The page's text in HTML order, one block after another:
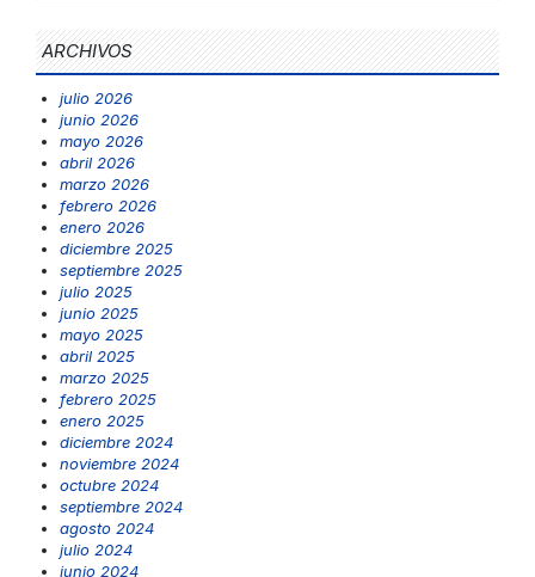
ARCHIVOS
julio 2026
junio 2026
mayo 2026
abril 2026
marzo 2026
febrero 2026
enero 2026
diciembre 2025
septiembre 2025
julio 2025
junio 2025
mayo 2025
abril 2025
marzo 2025
febrero 2025
enero 2025
diciembre 2024
noviembre 2024
octubre 2024
septiembre 2024
agosto 2024
julio 2024
junio 2024